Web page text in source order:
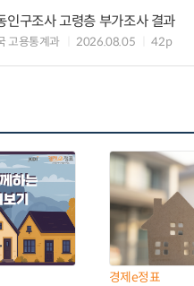
구조사 고령층 부가조사 결과
고용통계과 2026.08.05 42p
경제e정표